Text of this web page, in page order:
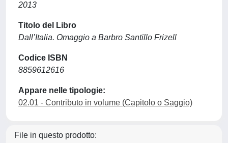
2013
Titolo del Libro
Dall’Italia. Omaggio a Barbro Santillo Frizell
Codice ISBN
8859612616
Appare nelle tipologie:
02.01 - Contributo in volume (Capitolo o Saggio)
File in questo prodotto: